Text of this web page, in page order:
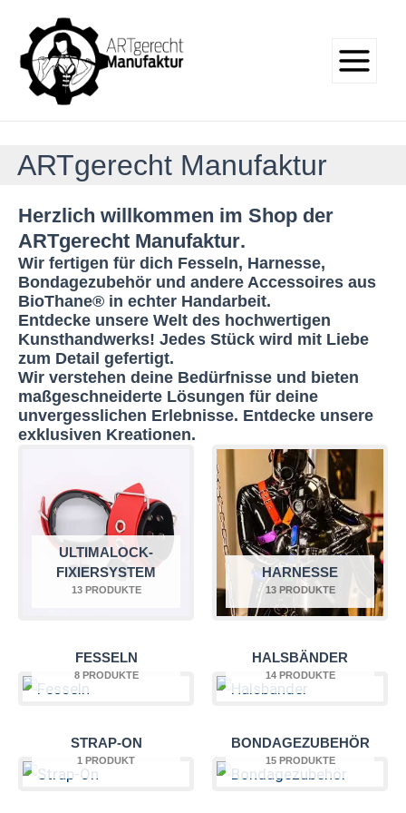
Inhalt
springen
Menu
ARTgerecht Manufaktur
Herzlich willkommen im Shop der
ARTgerecht Manufaktur.
Wir fertigen für dich Fesseln, Harnesse,
Bondagezubehör und andere Accessoires aus
BioThane® in echter Handarbeit.
Entdecke unsere Welt des hochwertigen
Kunsthandwerks! Jedes Stück wird mit Liebe
zum Detail gefertigt.
Wir verstehen deine Bedürfnisse und bieten
maßgeschneiderte Lösungen für deine
unvergesslichen Erlebnisse. Entdecke unsere
exklusiven Kreationen.
ULTIMALOCK-
FIXIERSYSTEM
13 PRODUKTE
HARNESSE
13 PRODUKTE
FESSELN
8 PRODUKTE
HALSBÄNDER
14 PRODUKTE
STRAP-ON
1 PRODUKT
BONDAGEZUBEHÖR
15 PRODUKTE